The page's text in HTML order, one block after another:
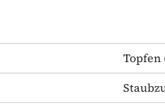
Topfen